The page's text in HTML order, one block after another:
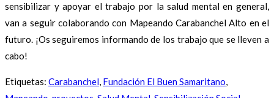
sensibilizar y apoyar el trabajo por la salud mental en general,
van a seguir colaborando con Mapeando Carabanchel Alto en el
futuro. ¡Os seguiremos informando de los trabajo que se lleven a
cabo!
Etiquetas: Carabanchel, Fundación El Buen Samaritano,